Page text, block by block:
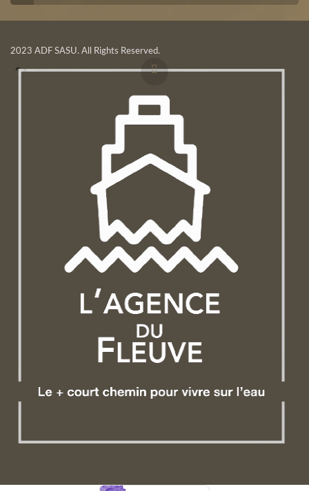
2023 ADF SASU. All Rights Reserved.